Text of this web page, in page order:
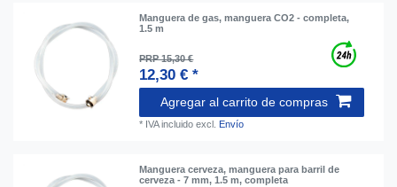
Manguera de gas, manguera CO2 - completa,
1.5 m
PRP 15,30 €
12,30 € *
Agregar al carrito de compras
* IVA incluido excl. Envío
Manguera cerveza, manguera para barril de
cerveza - 7 mm, 1.5 m, completa